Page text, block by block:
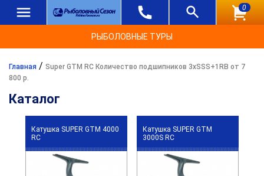
0
РЫБОЛОВНЫЕ ТУРЫ
Главная / Super GTM RC Количество подшипников 3xSSS+1RB от 7
800 р.
Каталог
Катушка SUPER GTM 4000
RC
Катушка SUPER GTM
3000S RC